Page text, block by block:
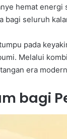
hemat
bagi seluruh
pada
Melalui
era
bagi